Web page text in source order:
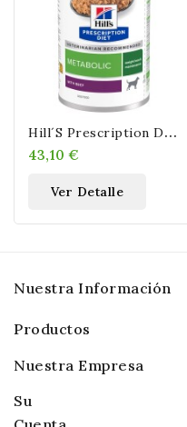
H
Ill´s Prescription Diet Metabolic Weight Loss & Maitenance Vacuno Perro...
43,10 €
Ver Detalle
Nuestra Información
Productos
Nuestra Empresa
Su